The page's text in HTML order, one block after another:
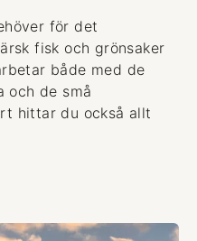
för det
fisk och grönsaker
både med de
och de små
hittar du också allt